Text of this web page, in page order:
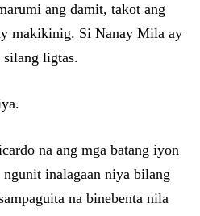
ang damit, takot ang
makikinig. Si Nanay Mila ay
ligtas.
na ang mga batang iyon
inalagaan niya bilang
na binebenta nila